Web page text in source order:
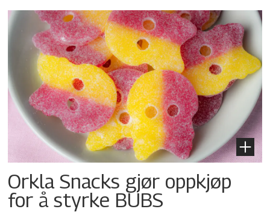
Orkla Snacks gjør oppkjøp
for å styrke BUBS